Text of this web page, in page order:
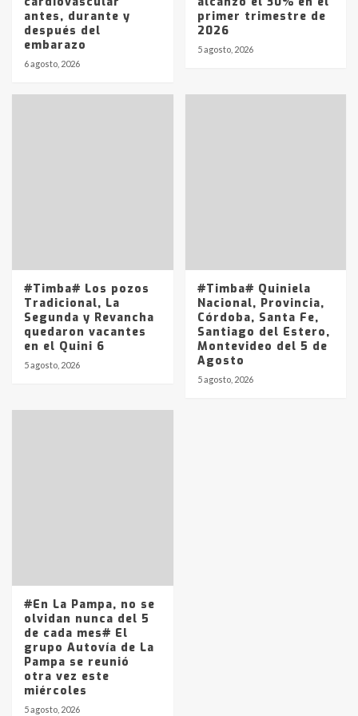
Identidad de los adolescentes
pampeanos que fueron
antes, durante y
después del
embarazo
6 agosto, 2026
primer trimestre de
2026
5 agosto, 2026
#Timba# Los pozos
Tradicional, La
Segunda y Revancha
quedaron vacantes
en el Quini 6
5 agosto, 2026
#Timba# Quiniela
Nacional, Provincia,
Córdoba, Santa Fe,
Santiago del Estero,
Montevideo del 5 de
Agosto
5 agosto, 2026
#En La Pampa, no se
olvidan nunca del 5
de cada mes# El
grupo Autovía de La
Pampa se reunió
otra vez este
miércoles
5 agosto, 2026